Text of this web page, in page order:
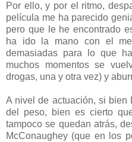
Por ello, y por el ritmo,
película me ha parecido
pero que le he encontrado
ha ido la mano con el
demasiadas para lo que
muchos momentos se
drogas, una y otra vez) y
A nivel de actuación, si bien
del peso, bien es cierto
tampoco se quedan atrás,
McConaughey (que en los